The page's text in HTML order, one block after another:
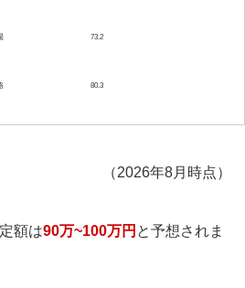
73.2
80.3
（2026年8月時点）
額は90万~100万円 と予想されま